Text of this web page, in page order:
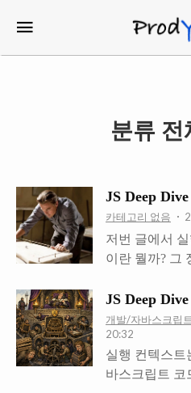
분류 전
JS Deep
카테고리 없음
저번 글에서
이란 뭘까? 그
하는 글입니
어보기일단 어
스트와 렉시컬
훑어봅시다.책
와 있습니다.
JS Deep
개발/자바스크립
20:32
실행 컨텍스트
바스크립트 코